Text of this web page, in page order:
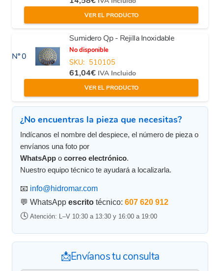
VER EL PRODUCTO
Nº 0
Sumidero Qp - Rejilla Inoxidable
No disponible
SKU: 510105
61,04€ IVA Incluido
VER EL PRODUCTO
¿No encuentras la pieza que necesitas?
Indícanos el nombre del despiece, el número de pieza o
envíanos una foto por
WhatsApp o correo electrónico.
Nuestro equipo técnico te ayudará a localizarla.
📧 info@hidromar.com
💬 WhatsApp escrito técnico: 607 620 912
🕓 Atención: L–V 10:30 a 13:30 y 16:00 a 19:00
📩Envíanos tu consulta